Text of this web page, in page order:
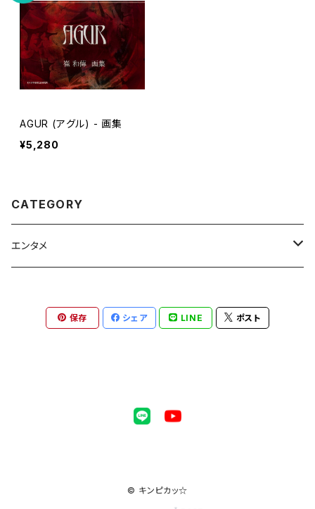
AGUR (アグル) - 画集
¥5,280
CATEGORY
エンタメ
保存 シェア LINE ポスト
© キンピカッ☆